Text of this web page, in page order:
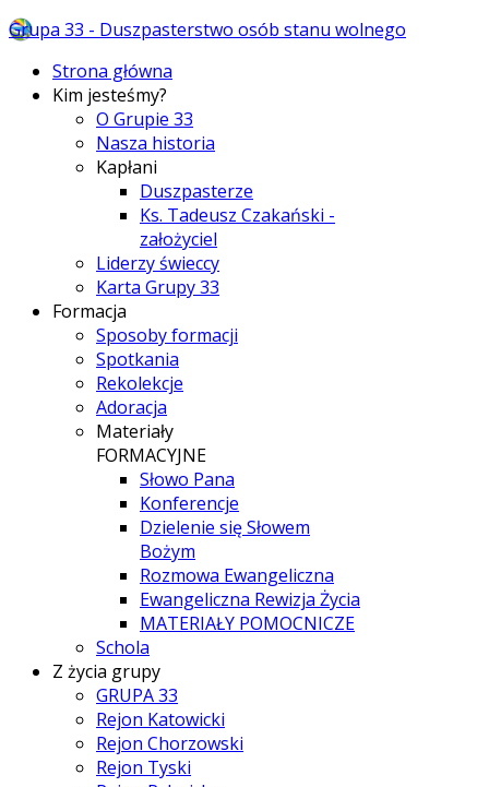
Grupa 33 - Duszpasterstwo osób stanu wolnego
Strona główna
Kim jesteśmy?
O Grupie 33
Nasza historia
Kapłani
Duszpasterze
Ks. Tadeusz Czakański -
założyciel
Liderzy świeccy
Karta Grupy 33
Formacja
Sposoby formacji
Spotkania
Rekolekcje
Adoracja
Materiały
FORMACYJNE
Słowo Pana
Konferencje
Dzielenie się Słowem
Bożym
Rozmowa Ewangeliczna
Ewangeliczna Rewizja Życia
MATERIAŁY POMOCNICZE
Schola
Z życia grupy
GRUPA 33
Rejon Katowicki
Rejon Chorzowski
Rejon Tyski